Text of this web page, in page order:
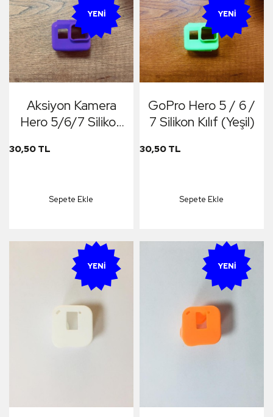
YENI
Aksiyon Kamera
Hero 5/6/7 Silikon
30,50 TL
Sepete Ekle
YENI
GoPro Hero 5 / 6 /
7 Silikon Kılıf (Yeşil)
30,50 TL
Sepete Ekle
YENI YENI